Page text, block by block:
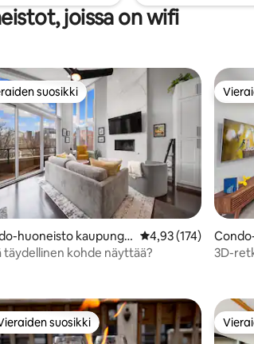
joissa on wifi
4,95/5, 153 arvostelua
suosikki
suosikki
huoneisto kaupungis Keskimääräinen
4,93 (174)
täydellinen kohde näyttää?
sa
3D-
suosikkien parhaimmistoa
suosikki